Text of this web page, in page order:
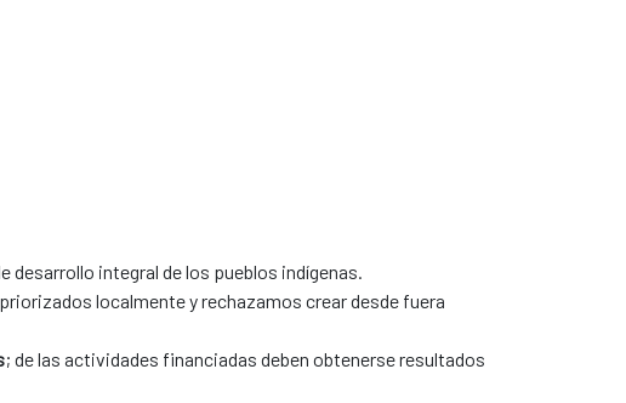
integral de los pueblos indígenas.
localmente y rechazamos crear desde fuera
; de las actividades financiadas deben obtenerse resultados